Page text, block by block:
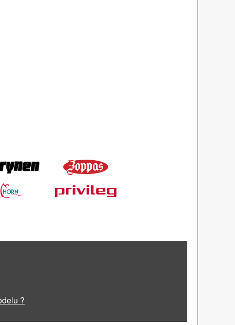
?